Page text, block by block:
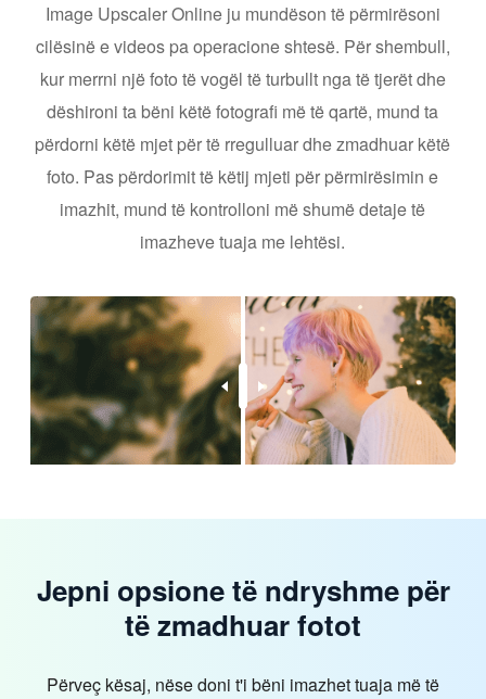
Image Upscaler Online ju mundëson të përmirësoni
cilësinë e videos pa operacione shtesë. Për shembull,
kur merrni një foto të vogël të turbullt nga të tjerët dhe
dëshironi ta bëni këtë fotografi më të qartë, mund ta
përdorni këtë mjet për të rregulluar dhe zmadhuar këtë
foto. Pas përdorimit të këtij mjeti për përmirësimin e
imazhit, mund të kontrolloni më shumë detaje të
imazheve tuaja me lehtësi.
Jepni opsione të ndryshme për
të zmadhuar fotot
Përveç kësaj, nëse doni t'i bëni imazhet tuaja më të